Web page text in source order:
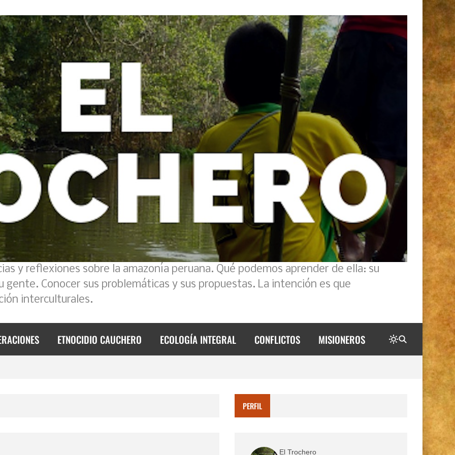
y reflexiones sobre la amazonía peruana. Qué podemos aprender de ella: su
gente. Conocer sus problemáticas y sus propuestas. La intención es que
interculturales.
ETNOCIDIO CAUCHERO ECOLOGÍA INTEGRAL CONFLICTOS MISIONEROS
intercultural
un poco la historia
PERFIL
El Trochero